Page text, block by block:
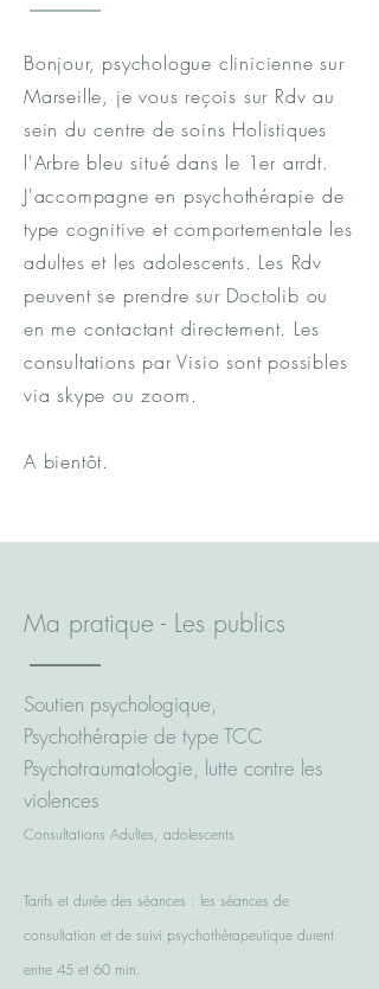
Bonjour, psychologue clinicienne sur
Marseille, je vous reçois sur Rdv au
sein du centre de soins Holistiques
l'Arbre bleu situé dans le 1er arrdt.
J'accompagne en psychothérapie de
type cognitive et comportementale les
adultes et les adolescents. Les Rdv
peuvent se prendre sur Doctolib ou
en me contactant directement. Les
consultations par Visio sont possibles
via skype ou zoom.
A bientôt.
Ma pratique - Les publics
Soutien psychologique,
Psychothérapie de type TCC
Psychotraumatologie, lutte contre les
violences
Consultations Adultes, adolescents
Tarifs et durée des séances : les séances de
consultation et de suivi psychothérapeutique durent
entre 45 et 60 min.